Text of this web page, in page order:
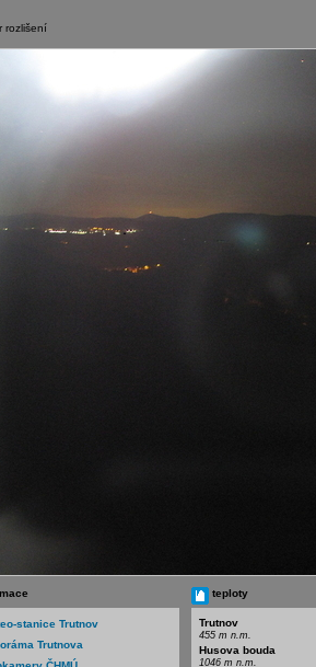
rozlišení
stanice Trutnov
Trutnova
teploty
Trutnov
455 m n.m.
Husova bouda
1046 m n.m.